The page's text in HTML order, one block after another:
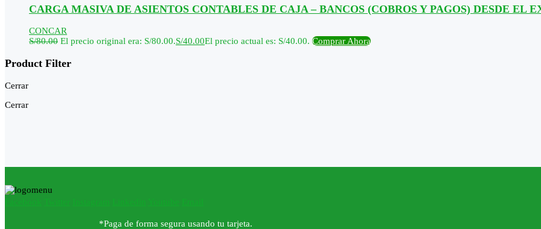
CARGA MASIVA DE ASIENTOS CONTABLES DE CAJA – BANCOS (COBROS Y PAGOS) DESDE EL
CONCAR
S/80.00 El precio original era: S/80.00.S/40.00El precio actual es: S/40.00. Comprar Ahora
Product Filter
Cerrar
Cerrar
*Paga de forma segura usando tu tarjeta.